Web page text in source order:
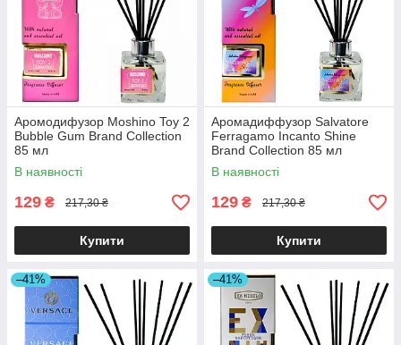
Аромодифузор Moshino Toy 2
Bubble Gum Brand Collection
85 мл
В наявності
129 ₴ 217,30 ₴
Купити
Аромадиффузор Salvatore
Ferragamo Incanto Shine
Brand Collection 85 мл
В наявності
129 ₴ 217,30 ₴
Купити
–41% –41%